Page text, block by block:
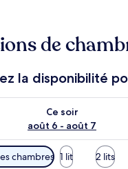
de
la disponibilité
Ce soir
août 6 - août 7
la disponibilité pour ce
chambres 1 lit 2 lits